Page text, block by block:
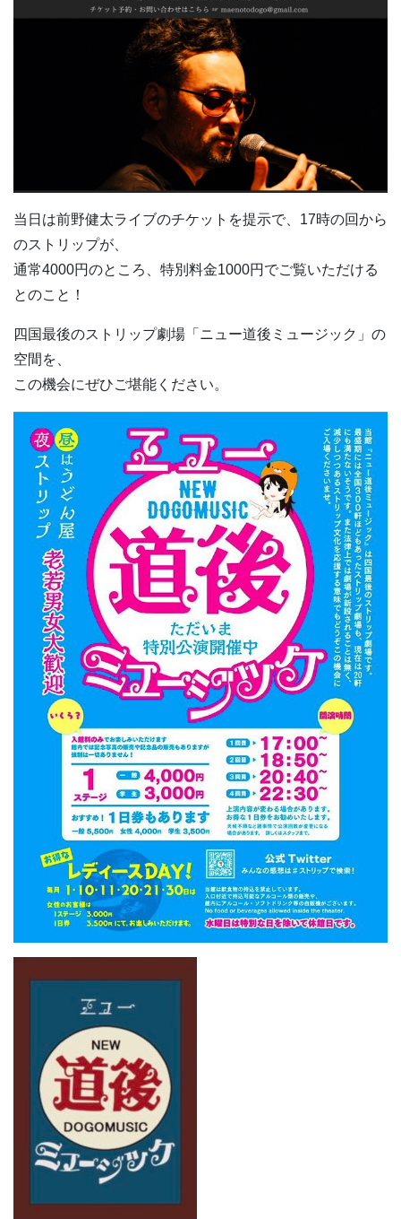
当日は前野健太ライブのチケットを提示で、17時の回から
のストリップが、
通常4000円のところ、特別料金1000円でご覧いただける
とのこと！
四国最後のストリップ劇場「ニュー道後ミュージック」の
空間を、
この機会にぜひご堪能ください。